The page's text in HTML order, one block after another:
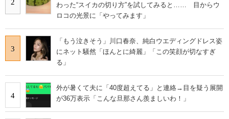
2
わった“スイカの切り方”を試してみると…… 目からウ
ロコの光景に「やってみます」
3
「もう泣きそう」川口春奈、純白ウエディングドレス姿
にネット騒然「ほんとに綺麗」「この笑顔が切なすぎ
る」
4
外が暑くて夫に「40度超えてる」と連絡→目を疑う展開
が36万表示「こんな旦那さん羨ましいわ！」